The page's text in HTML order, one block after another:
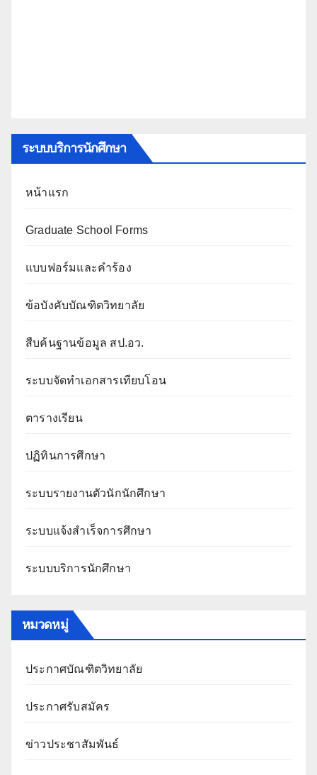
ระบบบริการนักศึกษา
หน้าแรก
Graduate School Forms
แบบฟอร์มและคำร้อง
ข้อบังคับบัณฑิตวิทยาลัย
สืบค้นฐานข้อมูล สป.อว.
ระบบจัดทำเอกสารเทียบโอน
ตารางเรียน
ปฏิทินการศึกษา
ระบบรายงานตัวนักนักศึกษา
ระบบแจ้งสำเร็จการศึกษา
ระบบบริการนักศึกษา
หมวดหมู่
ประกาศบัณฑิตวิทยาลัย
ประกาศรับสมัคร
ข่าวประชาสัมพันธ์